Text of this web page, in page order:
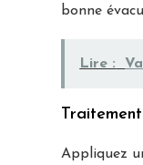
bonne
Lire :
Appliquez